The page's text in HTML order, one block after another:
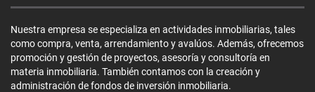
Nuestra empresa se especializa en actividades inmobiliarias, tales
como compra, venta, arrendamiento y avalúos. Además, ofrecemos
promoción y gestión de proyectos, asesoría y consultoría en
materia inmobiliaria. También contamos con la creación y
administración de fondos de inversión inmobiliaria.